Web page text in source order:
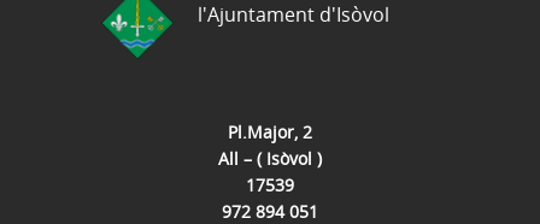
Pl.Major, 2
All – ( Isòvol )
17539
972 894 051
l'Ajuntament d'Isòvol